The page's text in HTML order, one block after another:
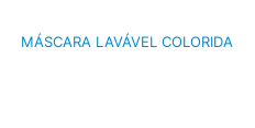
MÁSCARA LAVÁVEL COLORIDA